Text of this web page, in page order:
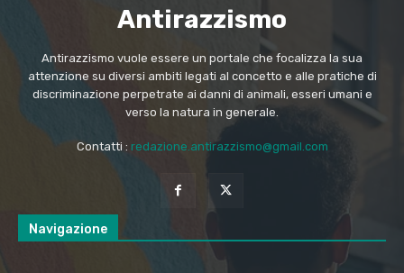
Antirazzismo
Antirazzismo vuole essere un portale che focalizza la sua
attenzione su diversi ambiti legati al concetto e alle pratiche di
discriminazione perpetrate ai danni di animali, esseri umani e
verso la natura in generale.
Contatti : redazione.antirazzismo@gmail.com
Navigazione